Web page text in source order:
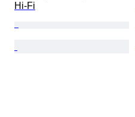
Hi-Fi